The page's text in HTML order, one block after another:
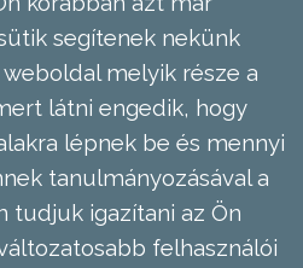
segítenek nekünk
melyik része a
látni engedik, hogy
lépnek be és mennyi
tanulmányozásával a
tudjuk igazítani az Ön
felhasználói